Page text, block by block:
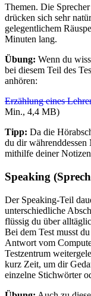
Themen. Die
drücken sich sehr
gelegentlichem
Minuten lang.
Übung: Wenn du
bei diesem Teil des
anhören:
Erzählung eines
Min., 4,4 MB)
Tipp: Da die
du dir währenddessen
mithilfe deiner
Speaking
Der Speaking-Teil
unterschiedliche
flüssig du über
Bei dem Test musst
Antwort vom
Testzentrum
kurz Zeit, um dir
einzelne Stichwörter